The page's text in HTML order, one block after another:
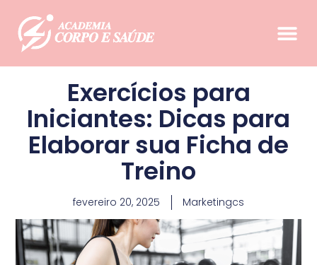
Exercícios para
Iniciantes: Dicas para
Elaborar sua Ficha de
Treino
fevereiro 20, 2025 Marketingcs